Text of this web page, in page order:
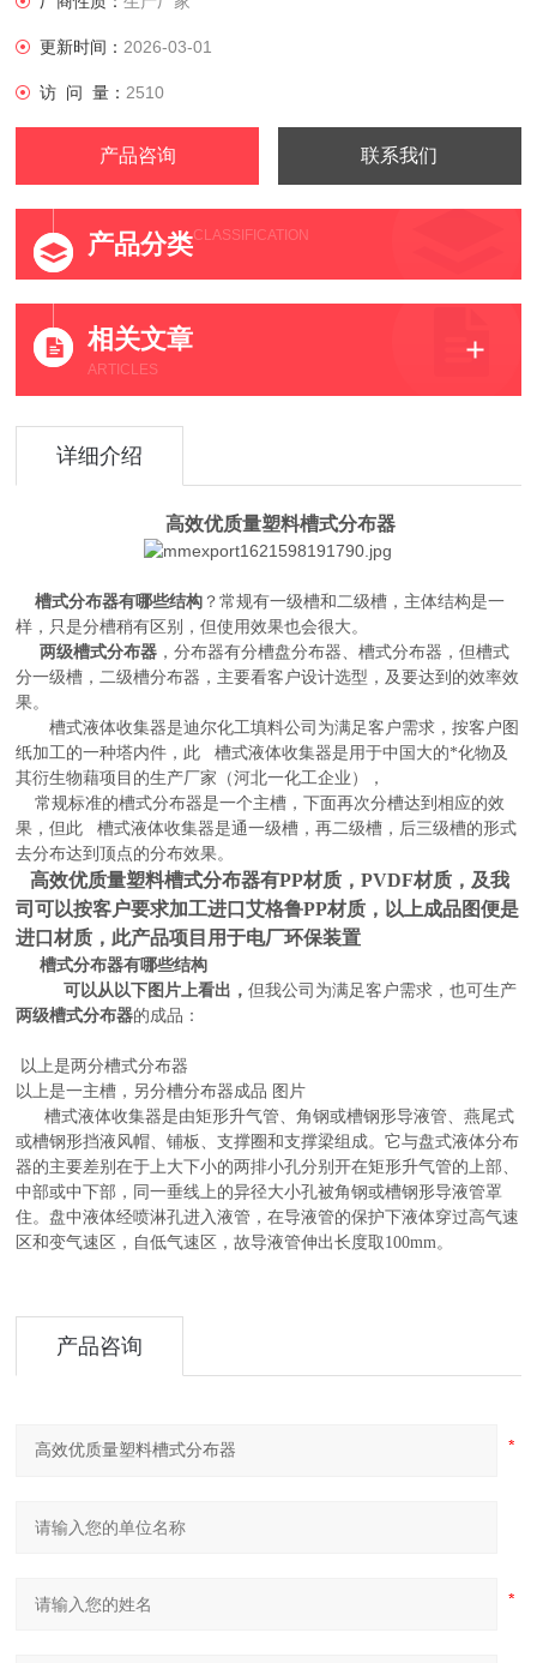
更新时间： 2026-03-01
访 问 量： 2510
产品咨询 联系我们
产品分类CLASSIFICATION
相关文章
ARTICLES
详细介绍
高效优质量塑料槽式分布器
槽式分布器有哪些结构 ？常规有一级槽和二级槽，主体结构是一
样，只是分槽稍有区别，但使用效果也会很大。
两级槽式分布器 ，分布器有分槽盘分布器、槽式分布器，但槽式
分一级槽，二级槽分布器，主要看客户设计选型，及要达到的效率效
果。
槽式液体收集器是迪尔化工填料公司为满足客户需求，按客户图
纸加工的一种塔内件，此 槽式液体收集器是用于中国大的*化物及
其衍生物藉项目的生产厂家（河北一化工企业），
常规标准的槽式分布器是一个主槽，下面再次分槽达到相应的效
果，但此 槽式液体收集器是通一级槽，再二级槽，后三级槽的形式
去分布达到顶点的分布效果。
高效优质量塑料槽式分布器有PP材质，PVDF材质，及我
司可以按客户要求加工进口艾格鲁PP材质，以上成品图便是
进口材质，此产品项目用于电厂环保装置
槽式分布器有哪些结构
可以从以下图片上看出，但我公司为满足客户需求，也可生产
两级槽式分布器的成品：
以上是两分槽式分布器
以上是一主槽，另分槽分布器成品 图片
槽式液体收集器是由矩形升气管、角钢或槽钢形导液管、燕尾式
或槽钢形挡液风帽、铺板、支撑圈和支撑梁组成。它与盘式液体分布
器的主要差别在于上大下小的两排小孔分别开在矩形升气管的上部、
中部或中下部，同一垂线上的异径大小孔被角钢或槽钢形导液管罩
住。盘中液体经喷淋孔进入液管，在导液管的保护下液体穿过高气速
区和变气速区，自低气速区，故导液管伸出长度取100mm。
产品咨询